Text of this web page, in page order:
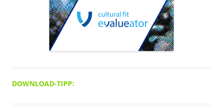
DOWNLOAD-TIPP: